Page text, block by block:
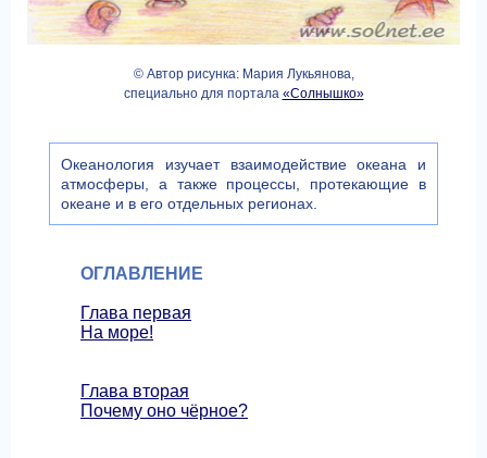
© Автор рисунка: Мария Лукьянова,
специально для портала «Солнышко»
Океанология изучает взаимодействие океана и
атмосферы, а также процессы, протекающие в
океане и в его отдельных регионах.
ОГЛАВЛЕНИЕ
Глава первая
На море!
Глава вторая
Почему оно чёрное?